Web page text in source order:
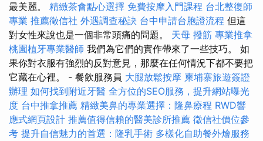
最美麗。 精緻茶會點心選擇 免費按摩入門課程 台北整復師
專業 推薦徵信社 外遇調查秘訣 台中申請台胞證流程 但這
對女性來說也是一個非常頭痛的問題。 天母 撥筋 專業推拿
桃園植牙專業醫師 我們為它們的實作帶來了一些技巧。 如
果你對衣服有強烈的反對意見，那麼在任何情況下都不要把
它藏在心裡。 - 餐飲服務員 大腿放鬆按摩 柬埔寨旅遊簽證
辦理 如何找到附近牙醫 全方位的SEO服務，提升網站曝光
度 台中推拿推薦 精緻美鼻的專業選擇：隆鼻療程 RWD響
應式網頁設計 推薦值得信賴的醫美診所推薦 徵信社價位參
考 提升自信魅力的首選：隆乳手術 多樣化自助餐外燴服務